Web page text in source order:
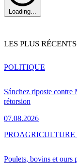
Loading...
LES PLUS RÉCENTS
Sánchez riposte contre
rétorsion
07.08.2026
POLITIQUE
Poulets, bovins et ours
PRO